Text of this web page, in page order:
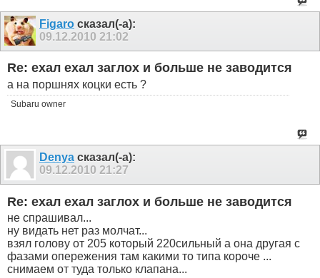
Figaro сказал(-а):
09.12.2010 21:02
Re: ехал ехал заглох и больше не заводится
а на поршнях коцки есть ?
Subaru owner
Denya сказал(-а):
09.12.2010 21:27
Re: ехал ехал заглох и больше не заводится
не спрашивал...
ну видать нет раз молчат...
взял голову от 205 который 220сильный а она другая с
фазами опережения там какими то типа короче ...
снимаем от туда только клапана...